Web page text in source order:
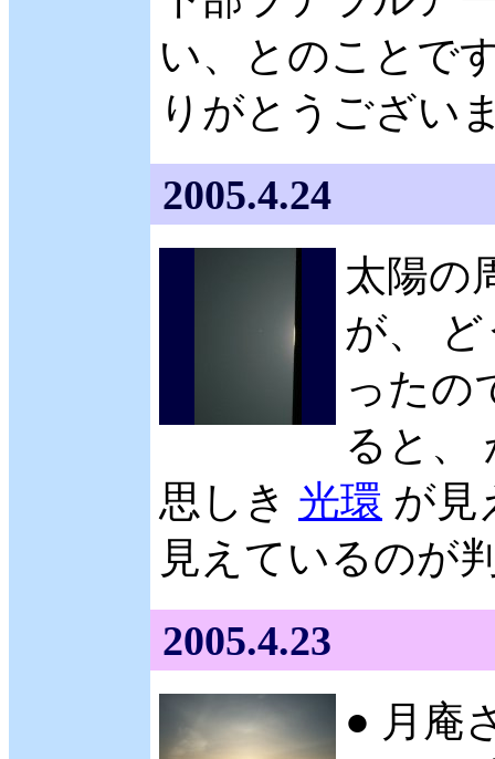
い、とのことで
りがとうござい
2005.4.24
太陽の
が、
ったの
ると、
思しき 光環 が見
見えているのが
2005.4.23
● 月庵